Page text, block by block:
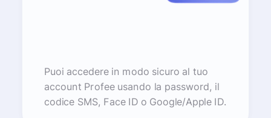
Puoi accedere in modo sicuro al tuo
account Profee usando la password, il
codice SMS, Face ID o Google/Apple ID.